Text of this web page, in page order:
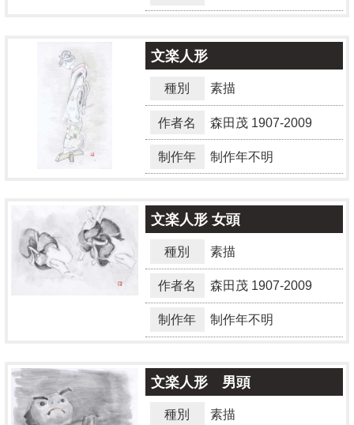
文楽人形
種別 素描
作者名 森田茂 1907-2009
制作年 制作年不明
文楽人形 女頭
種別 素描
作者名 森田茂 1907-2009
制作年 制作年不明
文楽人形 男頭
種別 素描